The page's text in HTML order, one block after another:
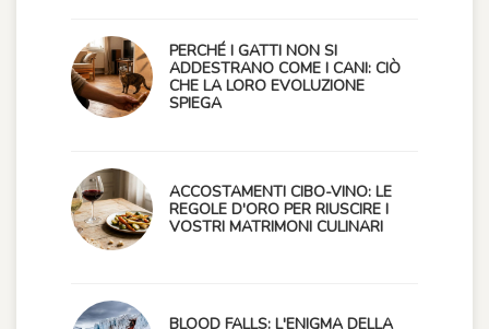
PERCHÉ I GATTI NON SI
ADDESTRANO COME I CANI: CIÒ
CHE LA LORO EVOLUZIONE
SPIEGA
ACCOSTAMENTI CIBO-VINO: LE
REGOLE D'ORO PER RIUSCIRE I
VOSTRI MATRIMONI CULINARI
BLOOD FALLS: L'ENIGMA DELLA